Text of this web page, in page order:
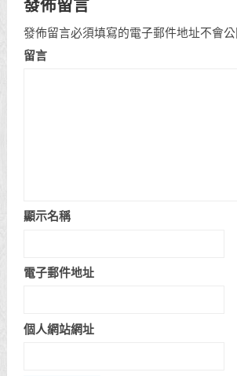
發佈留言
發佈留言必須填寫的電子郵件地址不會公
留言
顯示名稱
電子郵件地址
個人網站網址